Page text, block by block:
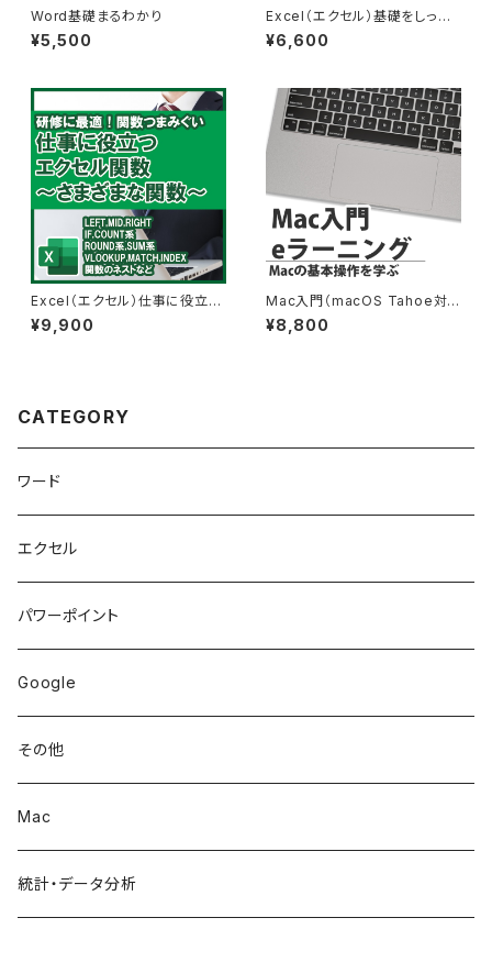
Word基礎まるわかり
¥5,500
Excel（エクセル）基礎をしっか
り学ぶ！基礎講座
¥6,600
Excel（エクセル）仕事に役立つ
さまざまな関数を学ぶEラーニン
グ
¥9,900
Mac入門（macOS Tahoe対
応）
¥8,800
CATEGORY
ワード
エクセル
パワーポイント
Google
その他
Mac
統計・データ分析